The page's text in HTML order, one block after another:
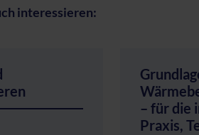
interessieren:
– für die
Praxis,